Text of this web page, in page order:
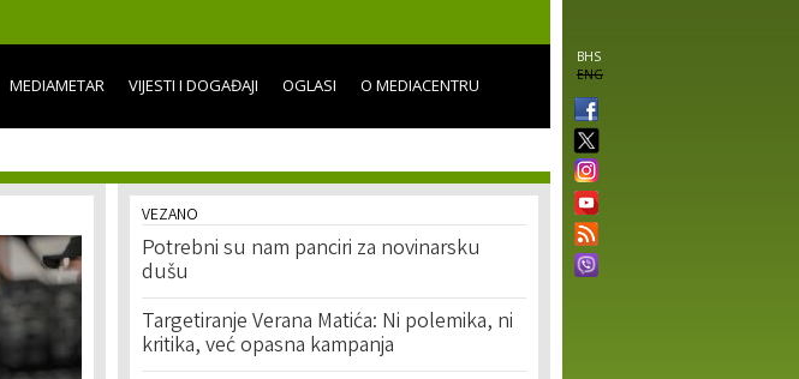
BHS
ENG
MEDIAMETAR VIJESTI I DOGAĐAJI OGLASI O MEDIACENTRU
VEZANO
Potrebni su nam panciri za novinarsku
dušu
Targetiranje Verana Matića: Ni polemika, ni
kritika, već opasna kampanja